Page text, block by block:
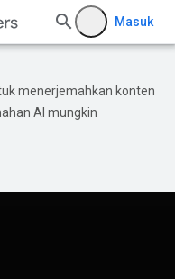
Masuk
menerjemahkan konten
AI mungkin